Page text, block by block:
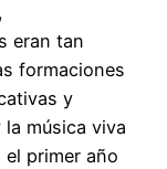
eran tan
formaciones
y
música viva
primer año